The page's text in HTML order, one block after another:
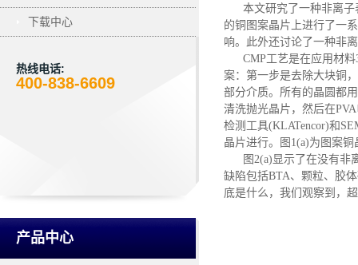
下载中心
热线电话:
400-838-6609
产品中心
本文研究了一种非离
的铜图案晶片上进行了一
响。此外还讨论了一种非
CMP工艺是在应用材料
案：第一步是去除大块铜
部分介质。所有的晶圆都
清洗抛光晶片 ， 然后在
检测工具(KLATencor)和
晶片进行。图1(a)为图案
图 2(a)显示了在没有非
缺陷包括BTA、颗粒、胶
底是什么 ， 我们观察到，